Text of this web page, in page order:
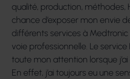
qualité, production, méthodes,
chance d’exposer mon envie
différents services à
voie professionnelle. Le service
toute mon attention lorsque
En effet, j’ai toujours eu une